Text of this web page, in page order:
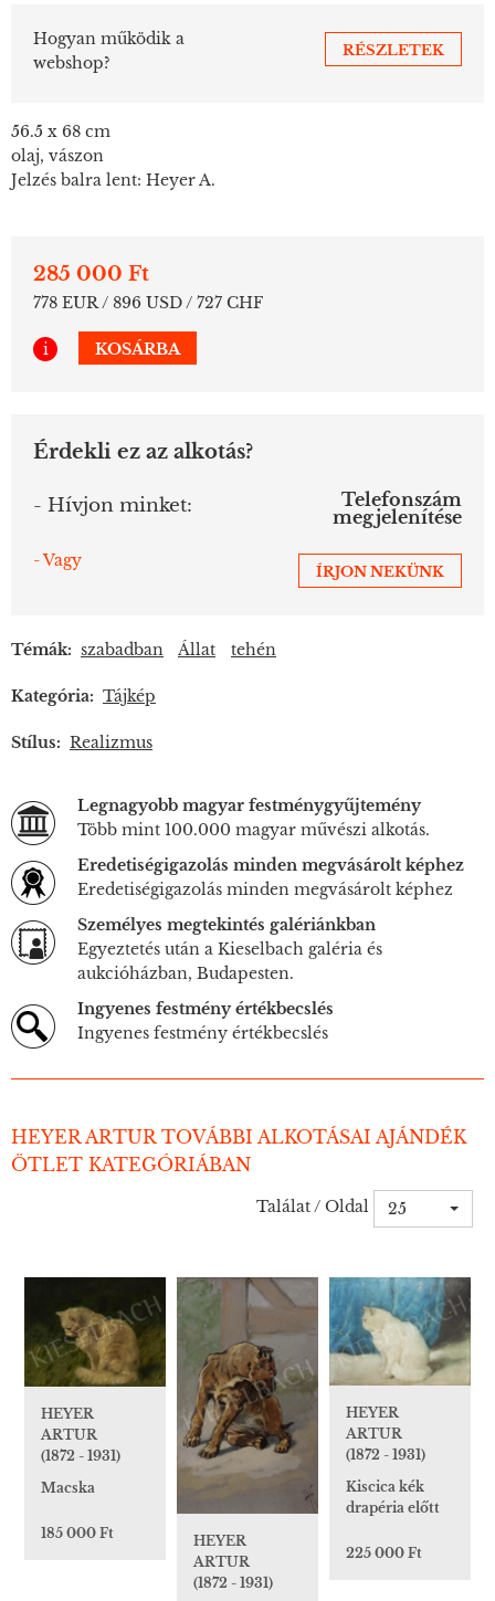
Hogyan működik a
webshop?
RÉSZLETEK
56.5 x 68 cm
olaj, vászon
Jelzés balra lent: Heyer A.
285 000 Ft
778 EUR / 896 USD / 727 CHF
i KOSÁRBA
Érdekli ez az alkotás?
- Hívjon minket:
Telefonszám
megjelenítése
- Vagy
ÍRJON NEKÜNK
Témák: szabadban Állat tehén
Kategória: Tájkép
Stílus: Realizmus
Legnagyobb magyar festménygyűjtemény
Több mint 100.000 magyar művészi alkotás.
Eredetiségigazolás minden megvásárolt képhez
Eredetiségigazolás minden megvásárolt képhez
Személyes megtekintés galériánkban
Egyeztetés után a Kieselbach galéria és
aukcióházban, Budapesten.
Ingyenes festmény értékbecslés
Ingyenes festmény értékbecslés
HEYER ARTUR TOVÁBBI ALKOTÁSAI AJÁNDÉK
ÖTLET KATEGÓRIÁBAN
Találat / Oldal 25
HEYER
ARTUR
(1872 - 1931)
Macska
185 000 Ft
HEYER
ARTUR
(1872 - 1931)
HEYER
ARTUR
(1872 - 1931)
Kiscica kék
drapéria előtt
225 000 Ft